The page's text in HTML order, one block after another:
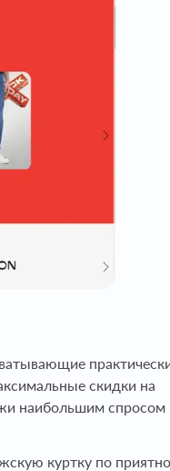
скидки на
наибольшим спросом
куртку по